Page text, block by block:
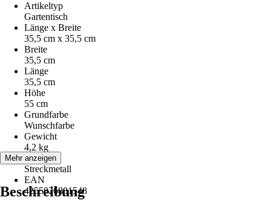
Artikeltyp
Gartentisch
Länge x Breite
35,5 cm x 35,5 cm
Breite
35,5 cm
Länge
35,5 cm
Höhe
55 cm
Grundfarbe
Wunschfarbe
Gewicht
4,2 kg
Material
Streckmetall
EAN
4255826881548
Mehr anzeigen
Beschreibung